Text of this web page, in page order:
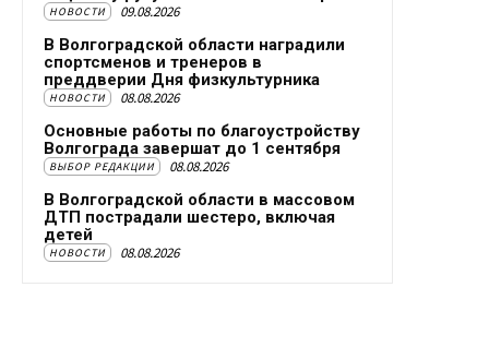
НОВОСТИ 09.08.2026
В Волгоградской области наградили
спортсменов и тренеров в
преддверии Дня физкультурника
НОВОСТИ 08.08.2026
Основные работы по благоустройству
Волгограда завершат до 1 сентября
ВЫБОР РЕДАКЦИИ 08.08.2026
В Волгоградской области в массовом
ДТП пострадали шестеро, включая
детей
НОВОСТИ 08.08.2026